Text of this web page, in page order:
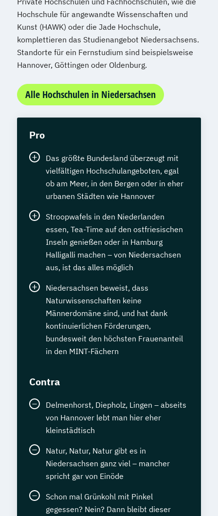
Hochschule für angewandte Wissenschaften und
Kunst (HAWK) oder die Jade Hochschule,
komplettieren das Studienangebot Niedersachsens.
Standorte für ein Fernstudium sind beispielsweise
Hannover, Göttingen oder Oldenburg.
Alle Hochschulen in Niedersachsen
Pro
Das größte Bundesland überzeugt mit
vielfältigen Hochschulangeboten, egal
ob am Meer, in den Bergen oder in eher
urbanen Städten wie Hannover
Stroopwafels in den Niederlanden
essen, Tea-Time auf den ostfriesischen
Inseln genießen oder in Hamburg
Halligalli machen – von Niedersachsen
aus, ist das alles möglich
Niedersachsen beweist, dass
Naturwissenschaften keine
Männerdomäne sind, und hat dank
kontinuierlichen Förderungen,
bundesweit den höchsten Frauenanteil
in den MINT-Fächern
Contra
Delmenhorst, Diepholz, Lingen – abseits
von Hannover lebt man hier eher
kleinstädtisch
Natur, Natur, Natur gibt es in
Niedersachsen ganz viel – mancher
spricht gar von Einöde
Schon mal Grünkohl mit Pinkel
gegessen? Nein? Dann bleibt dieser